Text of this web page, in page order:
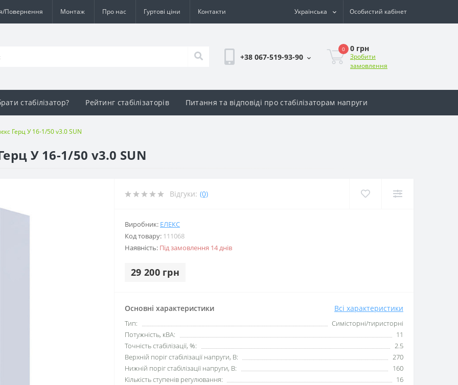
Повернення Монтаж Про нас Гуртові ціни Контакти Українська Особистий кабінет
+38 067-519-93-90
0 0 грн
Зробити
замовлення
стабілізатор? Рейтинг стабілізаторів Питання та відповіді про стабілізаторам напруги
Герц У 16-1/50 v3.0 SUN
У 16-1/50 v3.0 SUN
Відгуки: (0)
Виробник: ЕЛЕКС
Код товару: 111068
Наявність: Під замовлення 14 днів
29 200 грн
Основні характеристики Всі характеристики
Тип:
Симісторні/тиристорні
Потужність, кВА:
11
Точність стабілізації, %:
2.5
Верхній поріг стабілізації напруги, В:
270
Нижній поріг стабілізації напруги, В:
160
Кількість ступенів регулювання:
16